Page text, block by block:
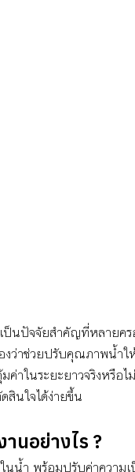
นปัจจัยสำคัญที่หลายค
งว่าช่วยปรับคุณภาพน้ำใ
าในระยะยาวจริงหรือ
สินใจได้ง่ายขึ้น
นอย่างไร ?
น้ำ พร้อมปรับค่าความ